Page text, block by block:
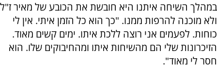
במהלך השיחה איתנו היא חובשת את הכובע של מאיר ז"ל
ולא מוכנה להרפות ממנו. "כך הוא כל הזמן איתי. אין לי
כוחות. לפעמים אני רוצה ללכת איתו. ימים קשים מאוד.
הזיכרונות שלי הם מהשיחות איתו ומהחיבוקים שלו. הוא
חסר לי מאוד".